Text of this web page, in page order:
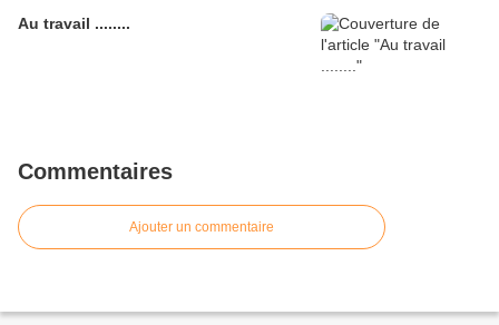
Au travail ........
Commentaires
Ajouter un commentaire